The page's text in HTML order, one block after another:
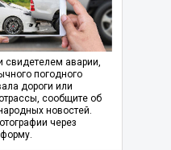
свидетелем аварии,
погодного
дороги или
сообщите об
новостей.
через